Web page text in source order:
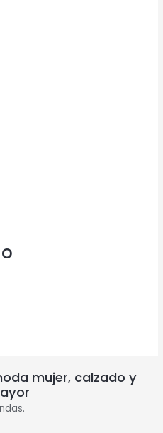
mujer, calzado y